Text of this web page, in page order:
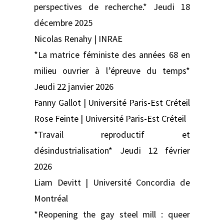
perspectives de recherche.* Jeudi 18
décembre 2025
Nicolas Renahy | INRAE
*La matrice féministe des années 68 en
milieu ouvrier à l’épreuve du temps*
Jeudi 22 janvier 2026
Fanny Gallot | Université Paris-Est Créteil
Rose Feinte | Université Paris-Est Créteil
*Travail reproductif et
désindustrialisation* Jeudi 12 février
2026
Liam Devitt | Université Concordia de
Montréal
*Reopening the gay steel mill : queer